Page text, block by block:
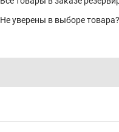
Не уверены в выборе